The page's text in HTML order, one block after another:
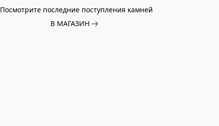
Посмотрите последние поступления камней
В МАГАЗИН